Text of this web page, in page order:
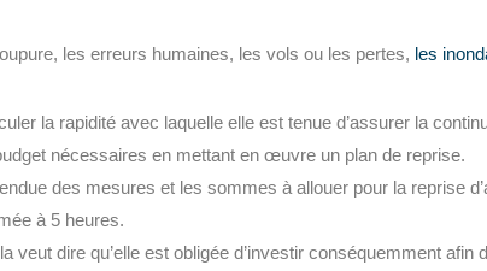
les erreurs humaines, les vols ou les pertes, les
la rapidité avec laquelle elle est tenue d’assurer la
nécessaires en mettant en œuvre un plan de reprise.
des mesures et les sommes à allouer pour la reprise
à 5 heures.
veut dire qu’elle est obligée d’investir conséquemment afin